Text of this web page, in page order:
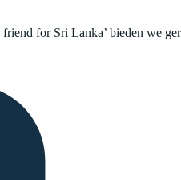
for Sri Lanka’ bieden we